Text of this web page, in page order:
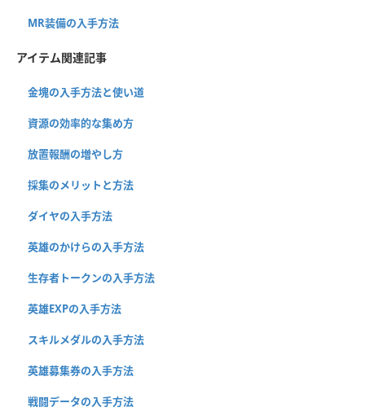
MR装備の入手方法
アイテム関連記事
金塊の入手方法と使い道
資源の効率的な集め方
放置報酬の増やし方
採集のメリットと方法
ダイヤの入手方法
英雄のかけらの入手方法
生存者トークンの入手方法
英雄EXPの入手方法
スキルメダルの入手方法
英雄募集券の入手方法
戦闘データの入手方法